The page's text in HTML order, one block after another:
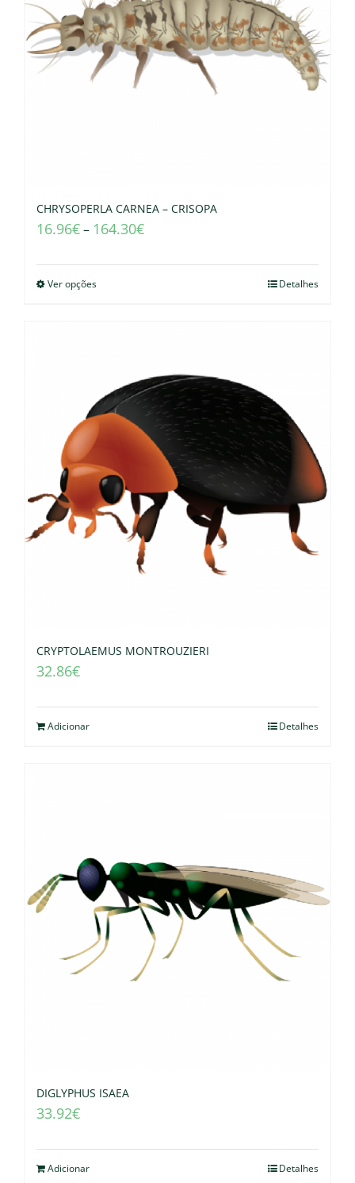
CHRYSOPERLA CARNEA – CRISOPA
16.96€– 164.30€
Ver opções Detalhes
CRYPTOLAEMUS MONTROUZIERI
32.86€
Adicionar Detalhes
DIGLYPHUS ISAEA
33.92€
Adicionar Detalhes